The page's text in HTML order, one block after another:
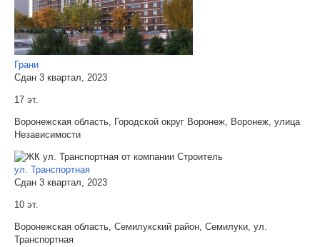
Грани
Сдан 3 квартал, 2023
17 эт.
Воронежская область, Городской округ Воронеж, Воронеж, улица
Независимости
ул. Транспортная
Сдан 3 квартал, 2023
10 эт.
Воронежская область, Семилукский район, Семилуки, ул.
Транспортная